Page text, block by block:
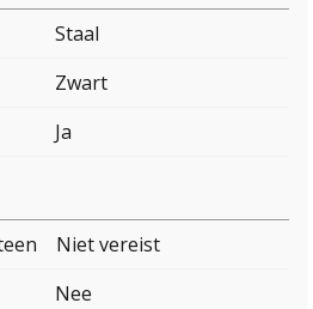
Staal
Zwart
Ja
Niet vereist
Nee